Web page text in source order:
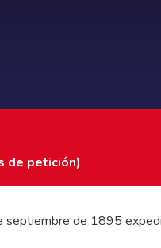
de petición)
septiembre de 1895